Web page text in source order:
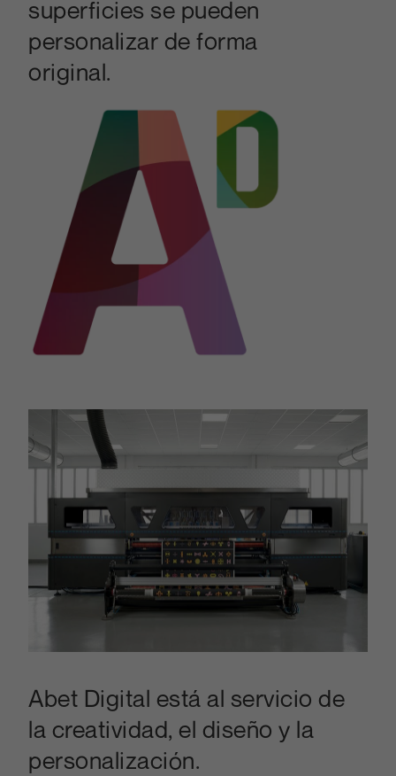
superficies se pueden
personalizar de forma
original.
Abet Digital está al servicio de
la creatividad, el diseño y la
personalización.